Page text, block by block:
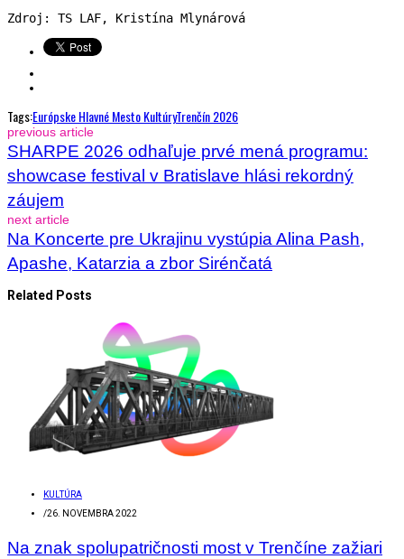
Zdroj: TS LAF, Kristína Mlynárová
Tags:Európske Hlavné Mesto KultúryTrenčín 2026
previous article
SHARPE 2026 odhaľuje prvé mená programu:
showcase festival v Bratislave hlási rekordný
záujem
next article
Na Koncerte pre Ukrajinu vystúpia Alina Pash,
Apashe, Katarzia a zbor Sirénčatá
Related Posts
KULTÚRA
/26. NOVEMBRA 2022
Na znak spolupatričnosti most v Trenčíne zažiari